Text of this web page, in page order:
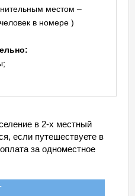
местом –
в номере )
в 2-х местный
если путешествуете в
за одноместное